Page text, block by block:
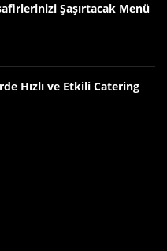
Şaşırtacak Menü
Hızlı ve Etkili Catering